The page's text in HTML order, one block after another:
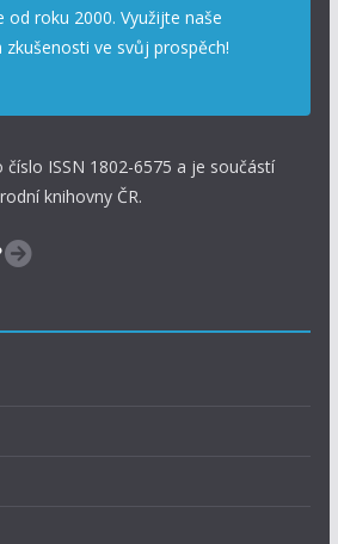
od roku 2000. Využijte naše
zkušenosti ve svůj prospěch!
číslo ISSN 1802-6575 a je součástí
knihovny ČR.